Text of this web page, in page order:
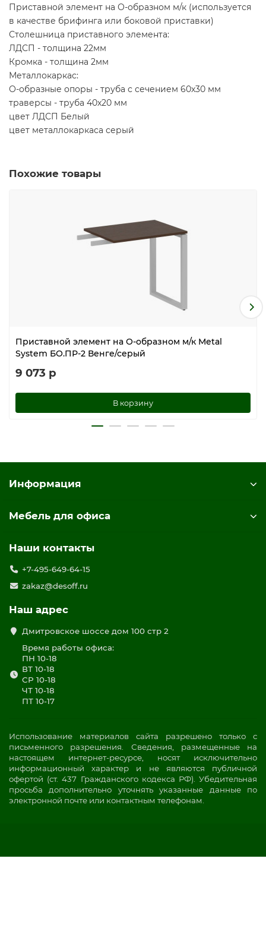
Приставной элемент на О-образном м/к (используется
в качестве брифинга или боковой приставки)
Столешница приставного элемента:
ЛДСП - толщина 22мм
Кромка - толщина 2мм
Металлокаркас:
О-образные опоры - труба с сечением 60х30 мм
траверсы - труба 40х20 мм
цвет ЛДСП Белый
цвет металлокаркаса серый
Похожие товары
Приставной элемент на О-образном м/к Metal
System БО.ПР-2 Венге/серый
9 073 р
В корзину
Информация
Мебель для офиса
Наши контакты
+7-495-649-64-15
zakaz@desoff.ru
Наш адрес
Дмитровское шоссе дом 100 стр 2
Время работы офиса:
ПН 10-18
ВТ 10-18
СР 10-18
ЧТ 10-18
ПТ 10-17
Использование материалов сайта разрешено только с
письменного разрешения. Сведения, размещенные на
настоящем интернет-ресурсе, носят исключительно
информационный характер и не являются публичной
офертой (ст. 437 Гражданского кодекса РФ). Убедительная
просьба дополнительно уточнять указанные данные по
электронной почте или контактным телефонам.